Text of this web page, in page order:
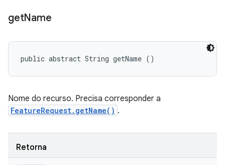
getName
public abstract String getName ()
Nome do recurso. Precisa corresponder a
FeatureRequest.getName() .
Retorna